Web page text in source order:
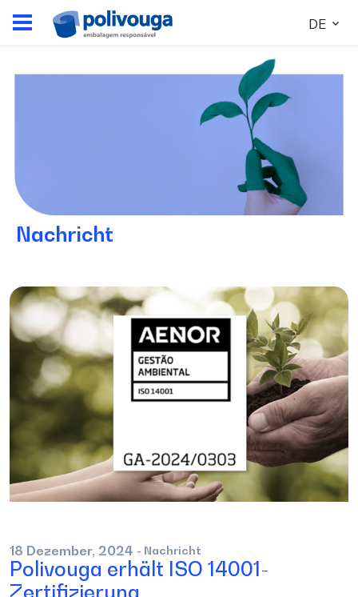
DE
Nachricht
18 Dezember, 2024 - Nachricht
Polivouga erhält ISO 14001-